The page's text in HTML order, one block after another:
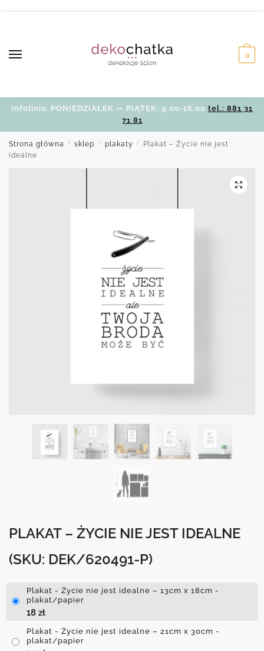
0
Infolinia: PONIEDZIAŁEK — PIĄTEK: 9.00-16.00 tel.: 881 31
71 81
Strona główna / sklep / plakaty /
Plakat – Życie nie jest
idealne
PLAKAT – ŻYCIE NIE JEST IDEALNE
(SKU: DEK/620491-P)
Plakat - Życie nie jest idealne – 13cm x 18cm -
plakat/papier
18 zł
Plakat - Życie nie jest idealne – 21cm x 30cm -
plakat/papier